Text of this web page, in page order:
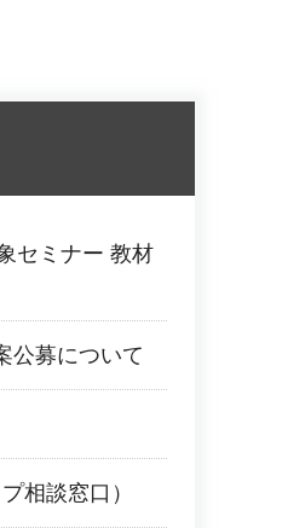
セミナー 教材
公募について
相談窓口）